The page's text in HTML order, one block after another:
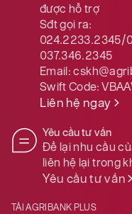
được hỗ trợ
Sđt gọi ra:
024.2233.2345/
037.346.2345
Email:
Swift Code:
Liên hệ ngay
Yêu cầu tư vấn
Để lại nhu cầu
liên hệ lại trong
Yêu cầu tư vấn
TẢI AGRIBANK PLUS